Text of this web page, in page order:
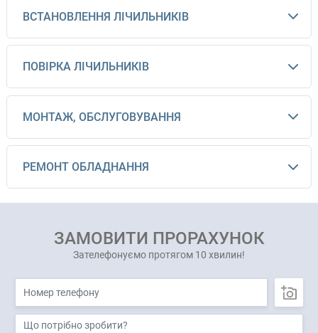
ВСТАНОВЛЕННЯ ЛІЧИЛЬНИКІВ
ПОВІРКА ЛІЧИЛЬНИКІВ
МОНТАЖ, ОБСЛУГОВУВАННЯ
РЕМОНТ ОБЛАДНАННЯ
ЗАМОВИТИ ПРОРАХУНОК
Зателефонуємо протягом 10 хвилин!